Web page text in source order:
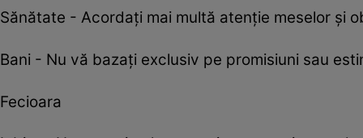
Sănătate - Acordați mai multă atenție meselor și
Bani - Nu vă bazați exclusiv pe promisiuni sau
Fecioara